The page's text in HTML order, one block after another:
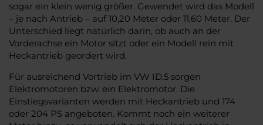
sogar ein klein wenig größer. Gewendet wird das Modell
– je nach Antrieb – auf 10,20 Meter oder 11,60 Meter. Der
Unterschied liegt natürlich darin, ob auch an der
Vorderachse ein Motor sitzt oder ein Modell rein mit
Heckantrieb geordert wird.
Für ausreichend Vortrieb im VW ID.5 sorgen
Elektromotoren bzw. ein Elektromotor. Die
Einstiegsvarianten werden mit Heckantrieb und 174
oder 204 PS angeboten. Kommt noch ein weiterer